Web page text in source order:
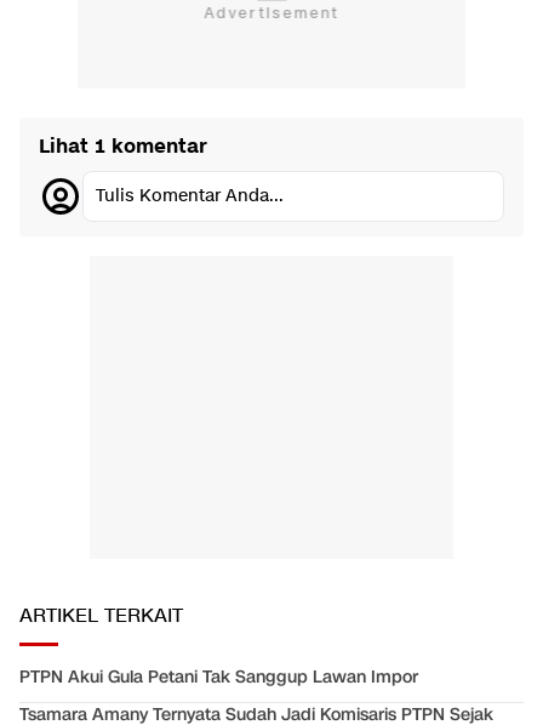
Lihat 1 komentar
Tulis Komentar Anda...
ARTIKEL TERKAIT
PTPN Akui Gula Petani Tak Sanggup Lawan Impor
Tsamara Amany Ternyata Sudah Jadi Komisaris PTPN Sejak